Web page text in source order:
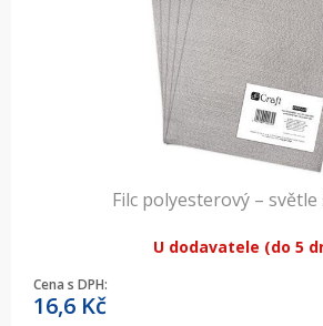
Filc polyesterový – světle
U dodavatele (do 5
Cena s DPH:
16,6 Kč